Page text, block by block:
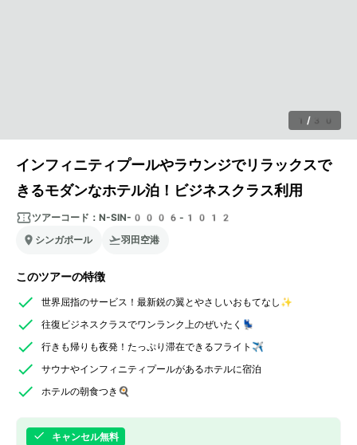
1 / 30
インフィニティプールやラウンジでリラックスで
きるモダンなホテル泊！ビジネスクラス利用
ツアーコード： N-SIN-0006-1012
シンガポール
羽田空港
このツアーの特徴
世界屈指のサービス！最新鋭の翼とやさしいおもてなし✨
往復ビジネスクラスでワンランク上のぜいたく💺
行きも帰りも夜発！たっぷり滞在できるフライト✈️
サウナやインフィニティプールがあるホテルに宿泊
ホテルの朝食つき🍳
キャンセル無料